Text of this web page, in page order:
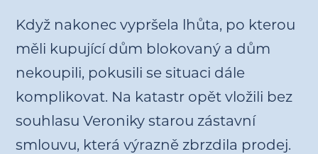
Když nakonec vypršela lhůta, po kterou
měli kupující dům blokovaný a dům
nekoupili, pokusili se situaci dále
komplikovat. Na katastr opět vložili bez
souhlasu Veroniky starou zástavní
smlouvu, která výrazně zbrzdila prodej.